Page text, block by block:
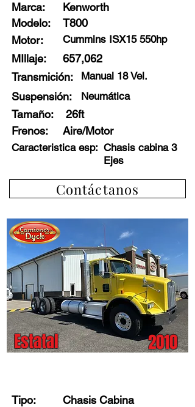
Marca:
Kenworth
T800
Modelo:
Motor:
Cummins ISX15 550hp
MIllaje:
657,062
Transmición:
Manual 18 Vel.
Suspensión: Neumática
Tamaño:
26ft
Frenos: Aire/Motor
Caracteristica esp: Chasis cabina 3
Ejes
Contáctanos
Estatal 2010
Tipo:
Chasis Cabina